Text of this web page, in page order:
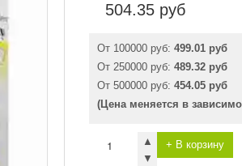
504.35 руб
От 100000 руб: 499.01 руб
От 250000 руб: 489.32 руб
От 500000 руб: 454.05 руб
(Цена меняется в
▲
▼
+ В корзину